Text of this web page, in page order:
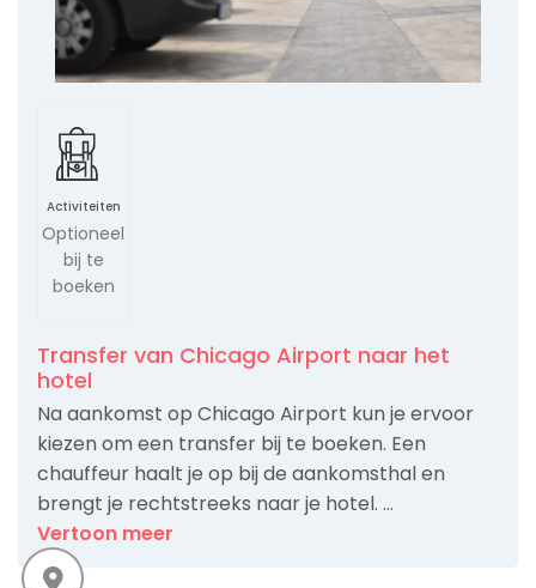
Activiteiten
Optioneel
bij te
boeken
Transfer van Chicago Airport naar het
hotel
Na aankomst op Chicago Airport kun je ervoor
kiezen om een transfer bij te boeken. Een
chauffeur haalt je op bij de aankomsthal en
brengt je rechtstreeks naar je hotel. ...
Vertoon meer